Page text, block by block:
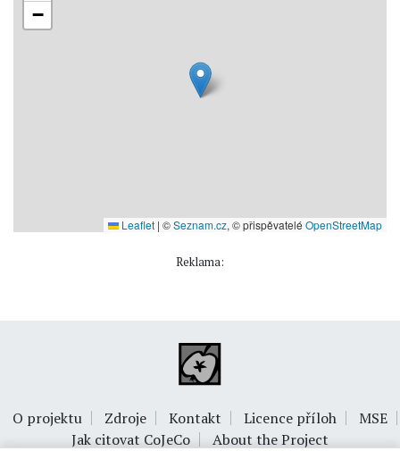
−
Leaflet | ©Seznam.cz, © přispěvatelé OpenStreetMap
Reklama:
O projektu Zdroje Kontakt Licence příloh
MSE
Jak citovat CoJeCo
About the Project